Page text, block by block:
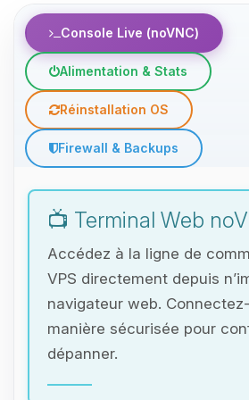
Console Live (noVNC)
Alimentation & Stats
Réinstallation OS
Firewall & Backups
📺 Terminal Web
Accédez à la ligne de
VPS directement depuis
navigateur web.
manière sécurisée pour
dépanner.